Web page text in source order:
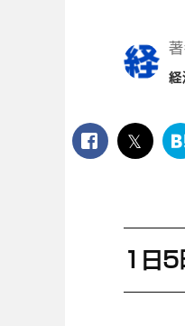
経
facebook
1日5